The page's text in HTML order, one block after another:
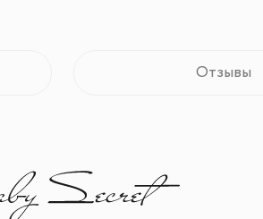
Отзывы